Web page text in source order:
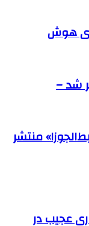
هوش
۷.۰ منتشر شد –
منتشر
عجیب در